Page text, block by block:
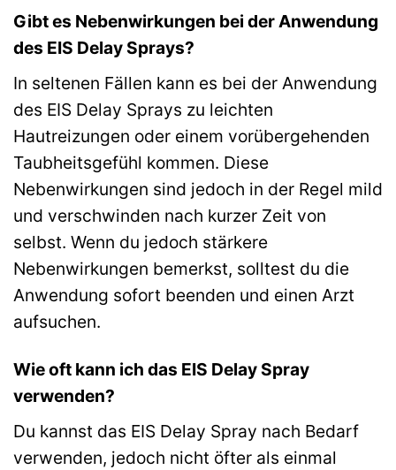
Gibt es Nebenwirkungen bei der Anwendung
des EIS Delay Sprays?
In seltenen Fällen kann es bei der Anwendung
des EIS Delay Sprays zu leichten
Hautreizungen oder einem vorübergehenden
Taubheitsgefühl kommen. Diese
Nebenwirkungen sind jedoch in der Regel mild
und verschwinden nach kurzer Zeit von
selbst. Wenn du jedoch stärkere
Nebenwirkungen bemerkst, solltest du die
Anwendung sofort beenden und einen Arzt
aufsuchen.
Wie oft kann ich das EIS Delay Spray
verwenden?
Du kannst das EIS Delay Spray nach Bedarf
verwenden, jedoch nicht öfter als einmal